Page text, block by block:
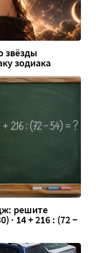
звёзды
зодиака
решите
· 14 + 216 : (72 −